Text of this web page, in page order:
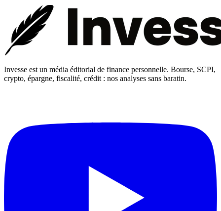
Invesse est un média éditorial de finance personnelle. Bourse, SCPI,
crypto, épargne, fiscalité, crédit : nos analyses sans baratin.